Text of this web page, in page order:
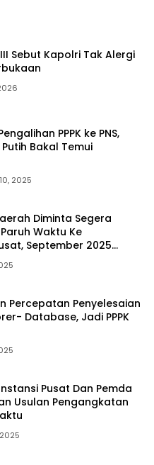
Sebut Kapolri Tak Alergi
PPPK ke PNS,
Bakal Temui
2025
Diminta Segera
Paruh Waktu Ke
September 2025
Percepatan Penyelesaian
Database, Jadi PPPK
Pusat Dan Pemda
Usulan Pengangkatan